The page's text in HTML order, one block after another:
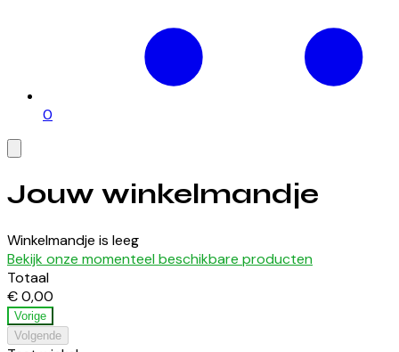
0
Jouw winkelmandje
Winkelmandje is leeg
Bekijk onze momenteel beschikbare producten
Totaal
€ 0,00
Vorige
Volgende